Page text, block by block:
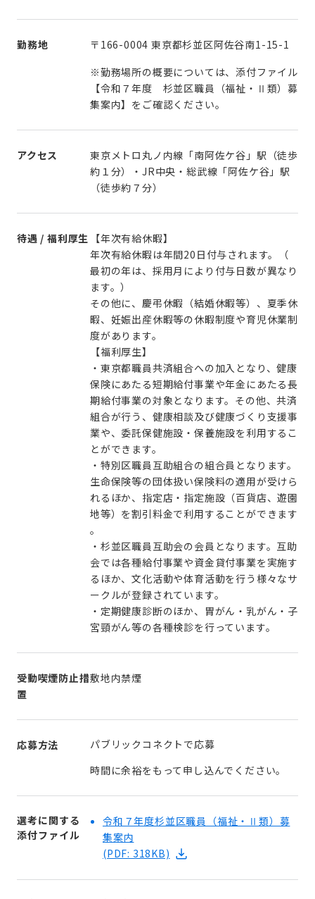
勤務地
〒166-0004 東京都杉並区阿佐谷南1-15-1
※勤務場所の概要については、添付ファイル
【令和７年度 杉並区職員（福祉・Ⅱ類）募
集案内】をご確認ください。
アクセス
東京メトロ丸ノ内線「南阿佐ケ谷」駅（徒歩
約１分）・JR中央・総武線「阿佐ケ谷」駅
（徒歩約７分）
待遇 / 福利厚生
【年次有給休暇】
年次有給休暇は年間20日付与されます。（
最初の年は、採用月により付与日数が異なり
ます。）
その他に、慶弔休暇（結婚休暇等）、夏季休
暇、妊娠出産休暇等の休暇制度や育児休業制
度があります。
【福利厚生】
・東京都職員共済組合への加入となり、健康
保険にあたる短期給付事業や年金にあたる長
期給付事業の対象となります。その他、共済
組合が行う、健康相談及び健康づくり支援事
業や、委託保健施設・保養施設を利用するこ
とができます。
・特別区職員互助組合の組合員となります。
生命保険等の団体扱い保険料の適用が受けら
れるほか、指定店・指定施設（百貨店、遊園
地等）を割引料金で利用することができます
。
・杉並区職員互助会の会員となります。互助
会では各種給付事業や資金貸付事業を実施す
るほか、文化活動や体育活動を行う様々なサ
ークルが登録されています。
・定期健康診断のほか、胃がん・乳がん・子
宮頸がん等の各種検診を行っています。
受動喫煙防止措
置
敷地内禁煙
応募方法
パブリックコネクトで応募
時間に余裕をもって申し込んでください。
選考に関する
添付ファイル
令和７年度杉並区職員（福祉・Ⅱ類）募
集案内
(PDF: 318KB)